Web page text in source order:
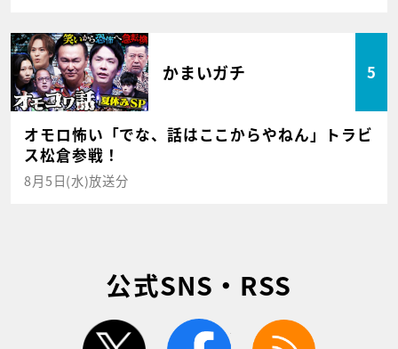
かまいガチ 5
オモロ怖い「でな、話はここからやねん」トラビ
ス松倉参戦！
8月5日(水)放送分
公式SNS・RSS
twitter facebook